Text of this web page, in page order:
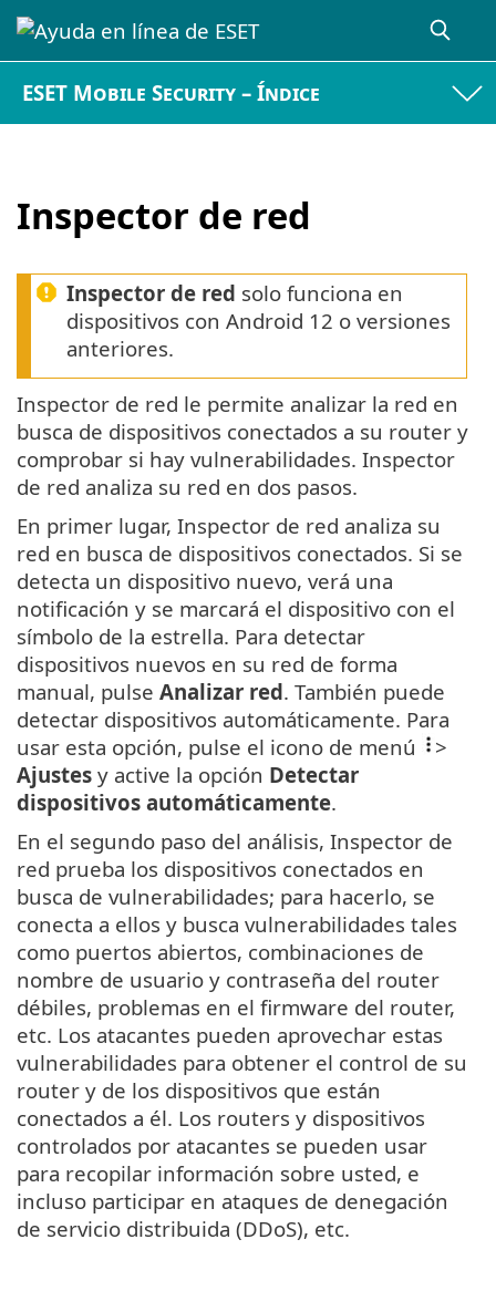
ESET Mobile Security – Índice
Inspector de red
Inspector de red solo funciona en
dispositivos con Android 12 o versiones
anteriores.
Inspector de red le permite analizar la red en
busca de dispositivos conectados a su router y
comprobar si hay vulnerabilidades. Inspector
de red analiza su red en dos pasos.
En primer lugar, Inspector de red analiza su
red en busca de dispositivos conectados. Si se
detecta un dispositivo nuevo, verá una
notificación y se marcará el dispositivo con el
símbolo de la estrella. Para detectar
dispositivos nuevos en su red de forma
manual, pulse Analizar red. También puede
detectar dispositivos automáticamente. Para
usar esta opción, pulse el icono de menú
>
Ajustes y active la opción Detectar
dispositivos automáticamente.
En el segundo paso del análisis, Inspector de
red prueba los dispositivos conectados en
busca de vulnerabilidades; para hacerlo, se
conecta a ellos y busca vulnerabilidades tales
como puertos abiertos, combinaciones de
nombre de usuario y contraseña del router
débiles, problemas en el firmware del router,
etc. Los atacantes pueden aprovechar estas
vulnerabilidades para obtener el control de su
router y de los dispositivos que están
conectados a él. Los routers y dispositivos
controlados por atacantes se pueden usar
para recopilar información sobre usted, e
incluso participar en ataques de denegación
de servicio distribuida (DDoS), etc.